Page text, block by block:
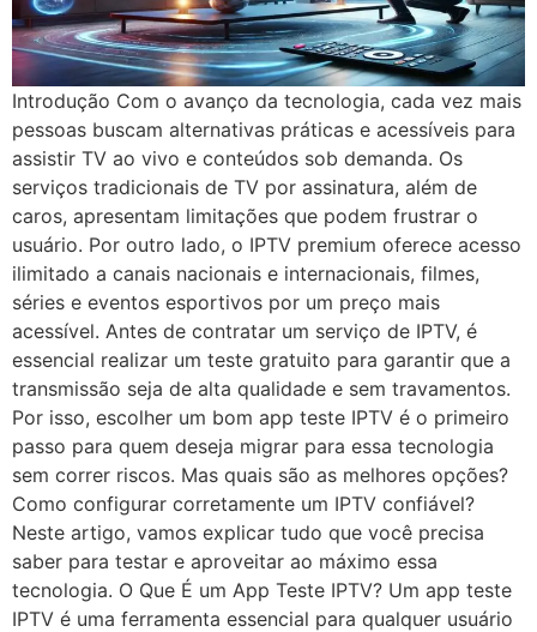
Introdução Com o avanço da tecnologia, cada vez mais
pessoas buscam alternativas práticas e acessíveis para
assistir TV ao vivo e conteúdos sob demanda. Os
serviços tradicionais de TV por assinatura, além de
caros, apresentam limitações que podem frustrar o
usuário. Por outro lado, o IPTV premium oferece acesso
ilimitado a canais nacionais e internacionais, filmes,
séries e eventos esportivos por um preço mais
acessível. Antes de contratar um serviço de IPTV, é
essencial realizar um teste gratuito para garantir que a
transmissão seja de alta qualidade e sem travamentos.
Por isso, escolher um bom app teste IPTV é o primeiro
passo para quem deseja migrar para essa tecnologia
sem correr riscos. Mas quais são as melhores opções?
Como configurar corretamente um IPTV confiável?
Neste artigo, vamos explicar tudo que você precisa
saber para testar e aproveitar ao máximo essa
tecnologia. O Que É um App Teste IPTV? Um app teste
IPTV é uma ferramenta essencial para qualquer usuário